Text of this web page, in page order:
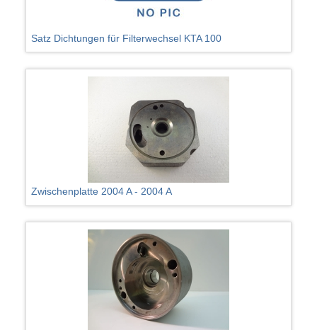
Satz Dichtungen für Filterwechsel KTA 100
Zwischenplatte 2004 A - 2004 A